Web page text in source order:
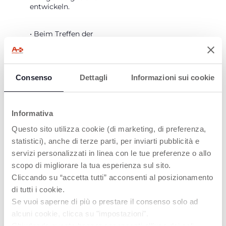
Consenso Dettagli Informazioni sui cookie
Informativa
Questo sito utilizza cookie (di marketing, di preferenza,
statistici), anche di terze parti, per inviarti pubblicità e
servizi personalizzati in linea con le tue preferenze o allo
scopo di migliorare la tua esperienza sul sito.
Cliccando su “accetta tutti” acconsenti al posizionamento
di tutti i cookie.
Se vuoi saperne di più o prestare il consenso solo ad
alcuni cookie, clicca su "impostazioni".
entwickeln.
• Beim Treffen der
deaktiviert werden.
DER PANDA
COACH LEGT SICH
NIE HIN